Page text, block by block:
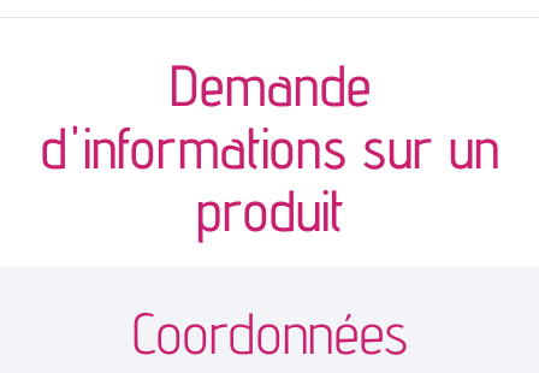
canapés et fauteuils
séjours
meubles de complément
chambres et dressing
Demande
d'informations sur un
produit
Coordonnées